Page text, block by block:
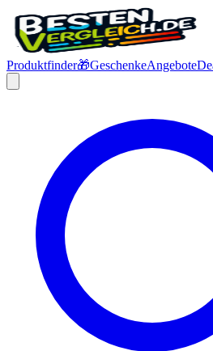
Produktfinder🎁GeschenkeAngebote